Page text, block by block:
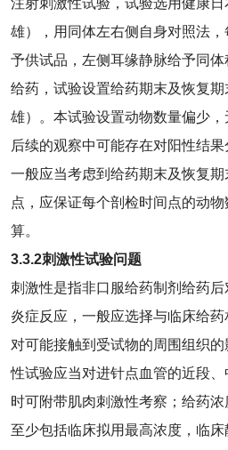
注射刺激性试验，试验选用健康
雄），用同体左右侧自身对照法
予供试品，左侧耳缘静脉给予同
给药，试验设置给药期末及恢复
雄）。本试验设置动物数量偏少
后续的观察中可能存在对阳性结果
一般应当考虑到给药期末及恢复
点，应保证每个剖检时间点的动
算。
3.3.2刺激性试验问题
刺激性是指非口服给药制剂给药
炎症反应，一般应选择与临床给
对可能接触到受试物的周围组织
性试验应当对进针点血管的近段
时可附带肌肉刺激性考察；给药
至少包括临床拟用最高浓度，临